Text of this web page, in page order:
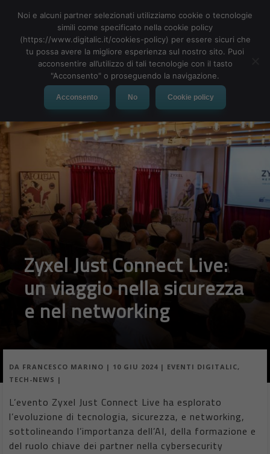
MENU
Zyxel Just Connect Live:
un viaggio nella sicurezza
e nel networking
DA FRANCESCO MARINO | 10 GIU 2024 | EVENTI DIGITALIC,
TECH-NEWS |
L’evento Zyxel Just Connect Live ha esplorato
l’evoluzione di tecnologia, sicurezza, e networking,
sottolineando l’importanza dell’AI, della formazione e
del ruolo chiave dei partner nella cybersecurity
Noi e alcuni partner selezionati utilizziamo cookie o tecnologie
simili come specificato nella cookie policy
(https://www.digitalic.it/cookies-policy) per essere sicuri che
tu possa avere la migliore esperienza sul nostro sito. Puoi
acconsentire all’utilizzo di tali tecnologie con il tasto
"Acconsento" o proseguendo la navigazione.
Acconsento No Cookie policy